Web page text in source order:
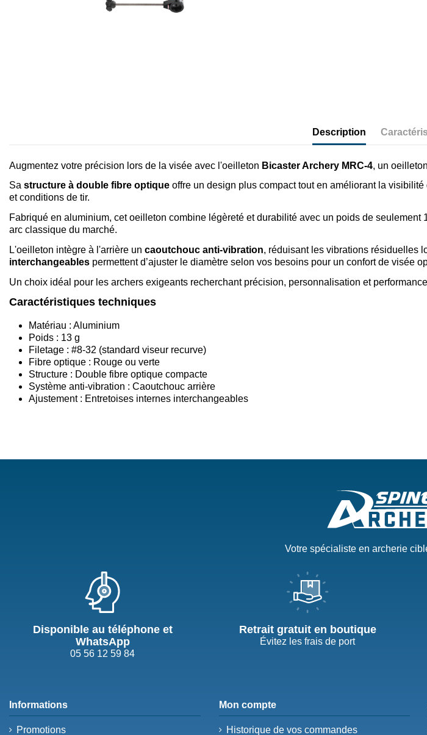
Description
Augmentez votre précision lors de la visée avec l'oeilleton Bicaster Archery MRC-4, un
Sa structure à double fibre optique offre un design plus compact tout en améliorant la
et conditions de tir.
Fabriqué en aluminium, cet oeilleton combine légèreté et durabilité avec un poids de seulement
arc classique du marché.
L'oeilleton intègre à l'arrière un caoutchouc anti-vibration, réduisant les vibrations résiduelles
interchangeables permettent d’ajuster le diamètre selon vos besoins pour un confort de visée
Un choix idéal pour les archers exigeants recherchant précision, personnalisation et
Caractéristiques techniques
Matériau : Aluminium
Poids : 13 g
Filetage : #8-32 (standard viseur recurve)
Fibre optique : Rouge ou verte
Structure : Double fibre optique compacte
Système anti-vibration : Caoutchouc arrière
Ajustement : Entretoises internes interchangeables
Votre spécialiste en archerie
Disponible au téléphone et
WhatsApp
05 56 12 59 84
Retrait gratuit en boutique
Évitez les frais de port
Informations
Promotions
Mon compte
Historique de vos commandes